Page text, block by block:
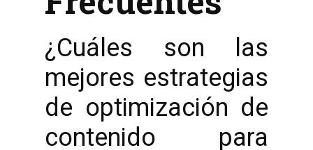
¿Cuáles son las
mejores estrategias
de optimización de
contenido para